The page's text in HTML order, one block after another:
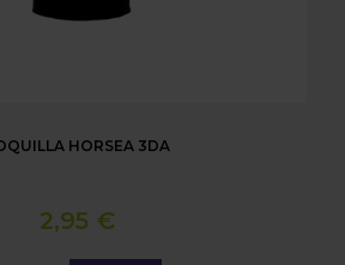
HORSEA 3DA
2,95 €